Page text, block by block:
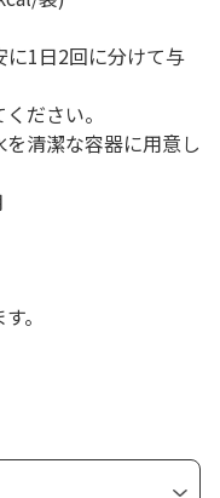
に1日2回に分けて与
ださい。
清潔な容器に用意し
。